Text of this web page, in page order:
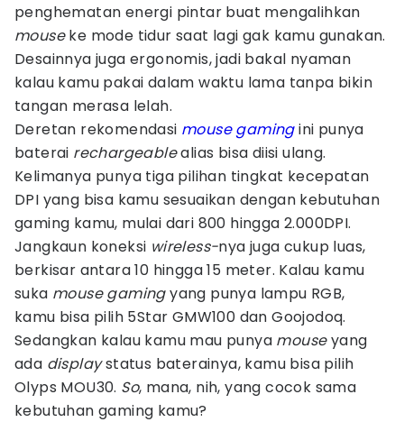
penghematan energi pintar buat mengalihkan
mouseke mode tidur saat lagi gak kamu gunakan.
Desainnya juga ergonomis, jadi bakal nyaman
kalau kamu pakai dalam waktu lama tanpa bikin
tangan merasa lelah.
Deretan rekomendasi mouse gamingini punya
baterai rechargeablealias bisa diisi ulang.
Kelimanya punya tiga pilihan tingkat kecepatan
DPI yang bisa kamu sesuaikan dengan kebutuhan
gaming kamu, mulai dari 800 hingga 2.000DPI.
Jangkaun koneksi wireless-nya juga cukup luas,
berkisar antara 10 hingga 15 meter. Kalau kamu
suka mouse gamingyang punya lampu RGB,
kamu bisa pilih 5Star GMW100 dan Goojodoq.
Sedangkan kalau kamu mau punya mouseyang
ada displaystatus baterainya, kamu bisa pilih
Olyps MOU30. So, mana, nih, yang cocok sama
kebutuhan gaming kamu?